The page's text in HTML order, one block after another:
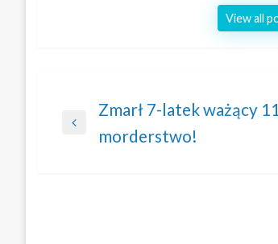
View all
Nawigacja
wpisu
Previous
Zmarł 7-latek ważący
morderstwo!